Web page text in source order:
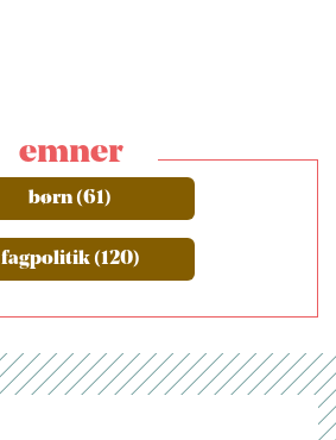
emner
børn (61)
fagpolitik (120)